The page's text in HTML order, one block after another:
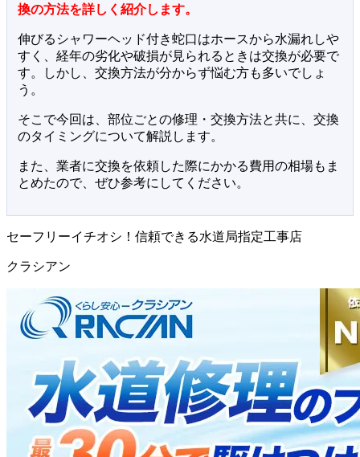
換の方法を詳しく紹介します。
伸びるシャワーヘッド付き蛇口はホースから水漏れしや
すく、経年の劣化や破損が見られるときは交換が必要で
す。しかし、交換方法が分からず悩む方も多いでしょ
う。
そこで今回は、部位ごとの修理・交換方法と共に、交換
のタイミングについて解説します。
また、業者に交換を依頼した際にかかる費用の相場もま
とめたので、ぜひ参考にしてください。
セーフリーイチオシ！信頼できる水道局指定工事店
クラシアン